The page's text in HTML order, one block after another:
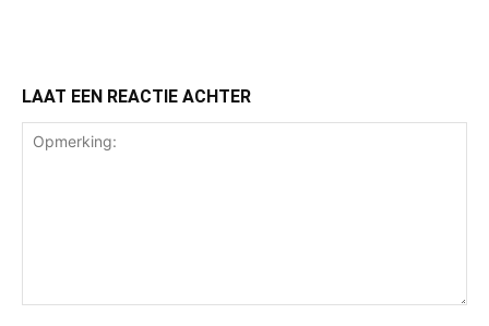
LAAT EEN REACTIE ACHTER